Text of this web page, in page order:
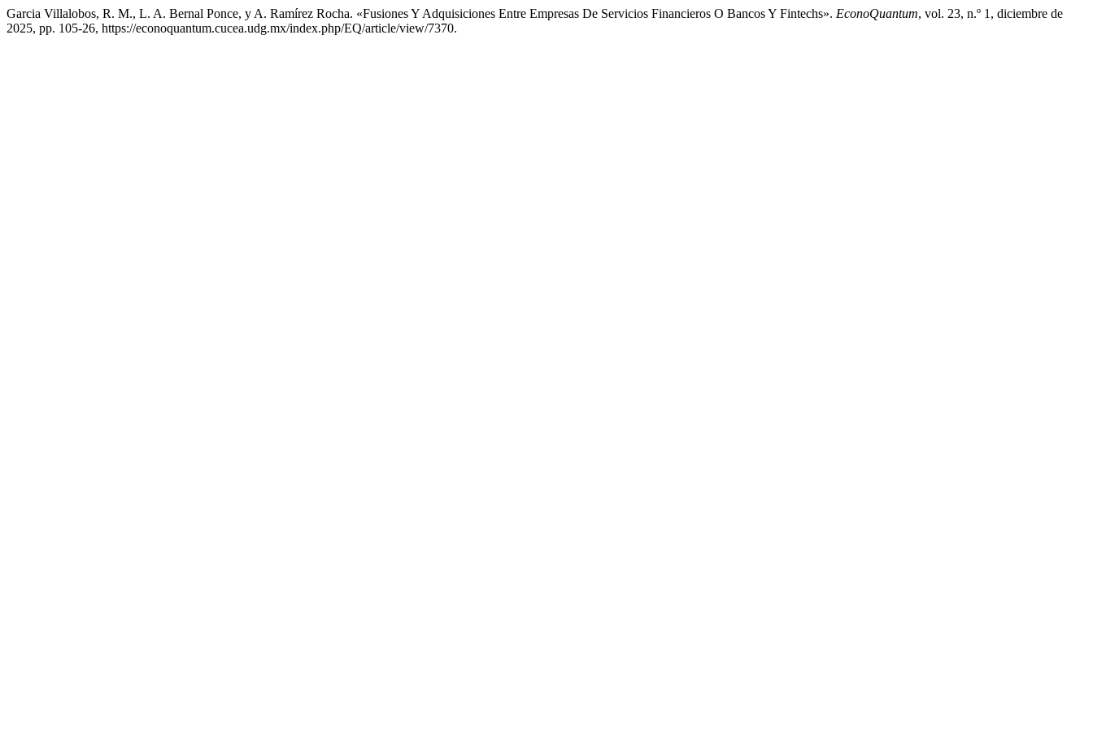
Garcia Villalobos, R. M., L. A. Bernal Ponce, y A. Ramírez Rocha. «Fusiones Y Adquisiciones Entre Empresas De Servicios Financieros O Bancos Y Fintechs». EconoQuantum, vol. 23, n.º 1, diciembre de
2025, pp. 105-26, https://econoquantum.cucea.udg.mx/index.php/EQ/article/view/7370.